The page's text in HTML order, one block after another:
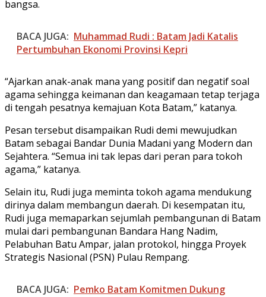
bangsa.
BACA JUGA: Muhammad Rudi : Batam Jadi Katalis
Pertumbuhan Ekonomi Provinsi Kepri
“Ajarkan anak-anak mana yang positif dan negatif soal
agama sehingga keimanan dan keagamaan tetap terjaga
di tengah pesatnya kemajuan Kota Batam,” katanya.
Pesan tersebut disampaikan Rudi demi mewujudkan
Batam sebagai Bandar Dunia Madani yang Modern dan
Sejahtera. “Semua ini tak lepas dari peran para tokoh
agama,” katanya.
Selain itu, Rudi juga meminta tokoh agama mendukung
dirinya dalam membangun daerah. Di kesempatan itu,
Rudi juga memaparkan sejumlah pembangunan di Batam
mulai dari pembangunan Bandara Hang Nadim,
Pelabuhan Batu Ampar, jalan protokol, hingga Proyek
Strategis Nasional (PSN) Pulau Rempang.
BACA JUGA: Pemko Batam Komitmen Dukung